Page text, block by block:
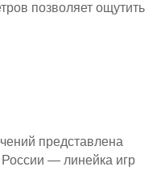
позволяет ощутить
представлена
— линейка игр